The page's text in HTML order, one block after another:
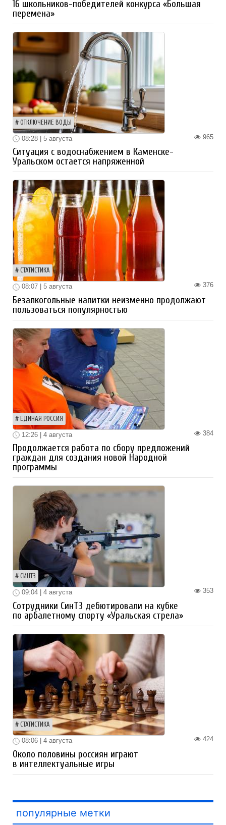
16 школьников-победителей конкурса «Большая
перемена»
ОТКЛЮЧЕНИЕ ВОДЫ
965
08:28 | 5 августа
Ситуация с водоснабжением в Каменске-
Уральском остается напряженной
СТАТИСТИКА
376
08:07 | 5 августа
Безалкогольные напитки неизменно продолжают
пользоваться популярностью
ЕДИНАЯ РОССИЯ
384
12:26 | 4 августа
Продолжается работа по сбору предложений
граждан для создания новой Народной
программы
СИНТЗ
353
09:04 | 4 августа
Сотрудники СинТЗ дебютировали на кубке
по арбалетному спорту «Уральская стрела»
СТАТИСТИКА
424
08:06 | 4 августа
Около половины россиян играют
в интеллектуальные игры
популярные метки